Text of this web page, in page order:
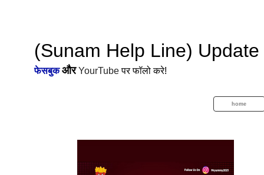
(Sunam Help Line)
फेसबुक औरYourTube पर फॉलो करे!
home